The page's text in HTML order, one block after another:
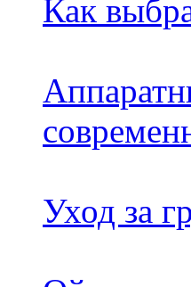
Как
Уход за